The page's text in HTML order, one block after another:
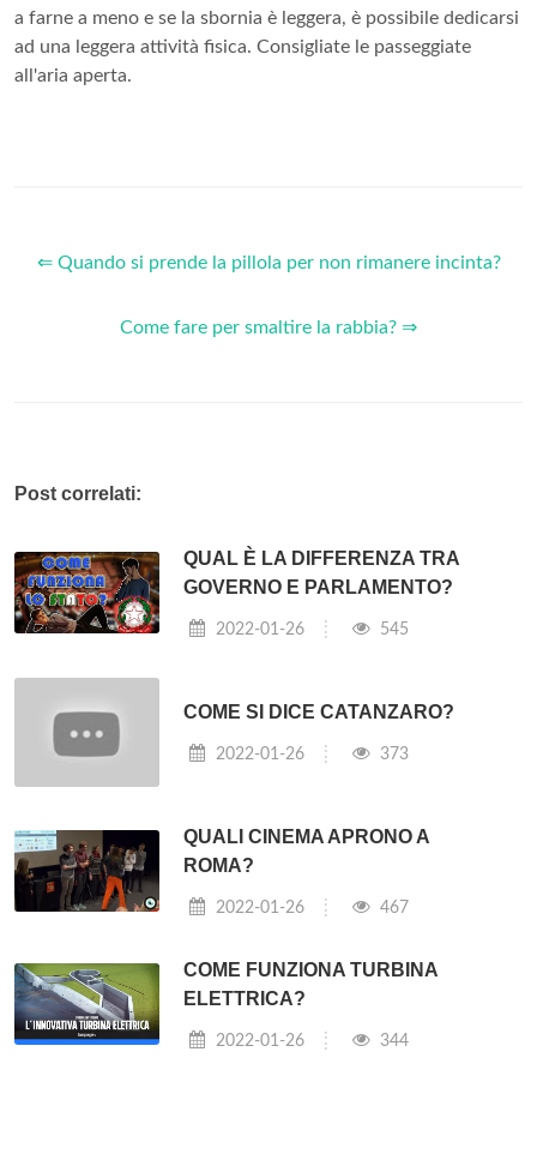
a farne a meno e se la sbornia è leggera, è possibile dedicarsi
ad una leggera attività fisica. Consigliate le passeggiate
all'aria aperta.
⇐ Quando si prende la pillola per non rimanere incinta?
Come fare per smaltire la rabbia? ⇒
Post correlati:
QUAL È LA DIFFERENZA TRA
GOVERNO E PARLAMENTO?
2022-01-26 545
COME SI DICE CATANZARO?
2022-01-26 373
QUALI CINEMA APRONO A
ROMA?
2022-01-26 467
COME FUNZIONA TURBINA
ELETTRICA?
2022-01-26 344